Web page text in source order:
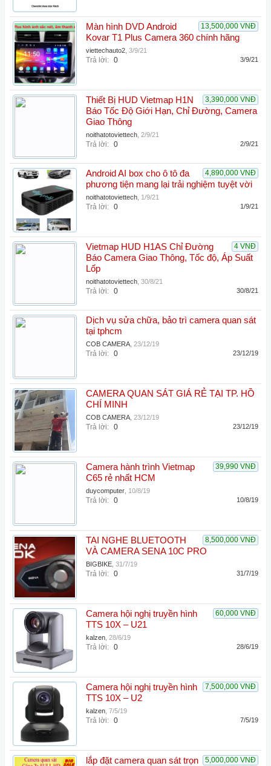
13,500,000 VNĐ
Màn hình DVD Android
Kovar T1 Plus Camera 360 chính hãng
viettechauto2 3/9/21
Trả lời: 0 3/9/21
3,390,000 VNĐ
Thiết Bị HUD Vietmap H1N
Báo Tốc Độ Giới Hạn, Chỉ Đường, Camera
Giao Thông
noithatotoviettech 2/9/21
Trả lời: 0 2/9/21
4,890,000 VNĐ
Android AI box cho ô tô đa
phương tiện mang lại trải nghiệm tuyệt vời
noithatotoviettech 1/9/21
Trả lời: 0 1/9/21
4 VNĐ
Vietmap HUD H1AS Chỉ Đường
Báo Camera Giao Thông, Tốc độ, Áp Suất
Lốp
noithatotoviettech 30/8/21
Trả lời: 0 30/8/21
Dịch vụ sửa chữa, bảo trì camera quan sát
tại tphcm
COB CAMERA 23/12/19
Trả lời: 0 23/12/19
CAMERA QUAN SÁT GIÁ RẺ TẠI TP. HỒ
CHÍ MINH
COB CAMERA 23/12/19
Trả lời: 0 23/12/19
39,990 VNĐ
Camera hành trình Vietmap
C65 rẻ nhất HCM
duycomputer 10/8/19
Trả lời: 0 10/8/19
8,500,000 VNĐ
TAI NGHE BLUETOOTH
VÀ CAMERA SENA 10C PRO
BIGBIKE 31/7/19
Trả lời: 0 31/7/19
60,000 VNĐ
Camera hội nghị truyền hình
TTS 10X – U21
kalzen 28/6/19
Trả lời: 0 28/6/19
7,500,000 VNĐ
Camera hội nghị truyền hình
TTS 10X – U2
kalzen 7/5/19
Trả lời: 0 7/5/19
5,000,000 VNĐ
lắp đặt camera quan sát trọn